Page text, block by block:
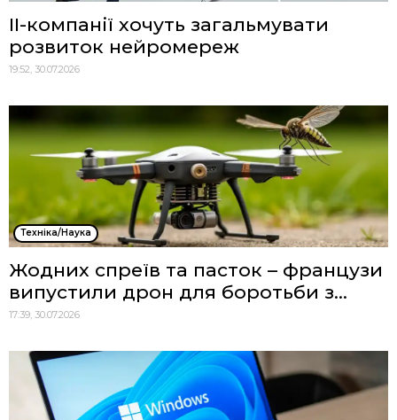
ІІ-компанії хочуть загальмувати
розвиток нейромереж
19:52, 30.07.2026
Техніка/Наука
Жодних спреїв та пасток – французи
випустили дрон для боротьби з...
17:39, 30.07.2026